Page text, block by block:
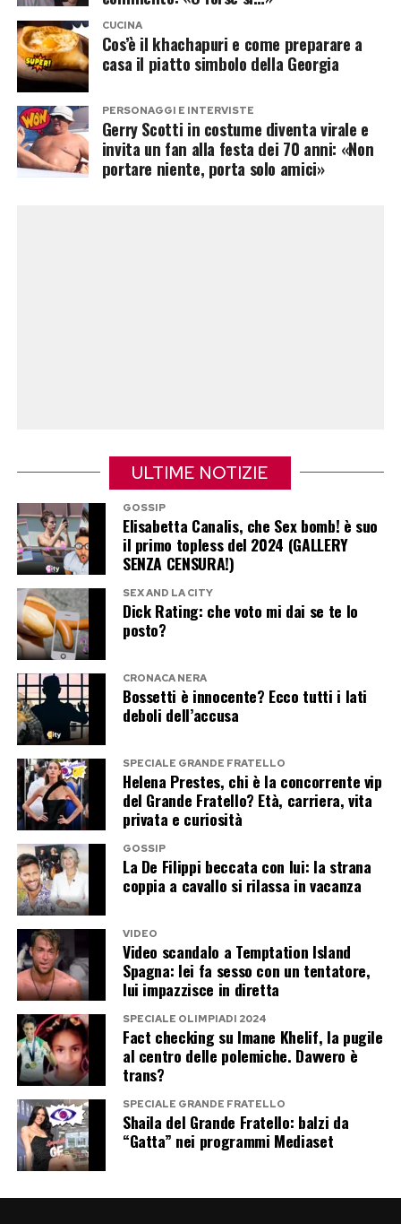
continua a puntare su un mix di personaggi
provenienti dal mondo dello spettacolo, dello
sport e dell’attualità, cercando come sempre di
sorprendere il pubblico.
Se anche Mario Ermito dovesse entrare nel cast
definitivo, la curiosità non riguarderebbe
CUCINA
Cos’è il khachapuri e come preparare a
casa il piatto simbolo della Georgia
PERSONAGGI E INTERVISTE
Gerry Scotti in costume diventa virale e
invita un fan alla festa dei 70 anni: «Non
portare niente, porta solo amici»
ULTIME NOTIZIE
GOSSIP
Elisabetta Canalis, che Sex bomb! è suo
il primo topless del 2024 (GALLERY
SENZA CENSURA!)
SEX AND LA CITY
Dick Rating: che voto mi dai se te lo
posto?
CRONACA NERA
Bossetti è innocente? Ecco tutti i lati
deboli dell’accusa
SPECIALE GRANDE FRATELLO
Helena Prestes, chi è la concorrente vip
del Grande Fratello? Età, carriera, vita
privata e curiosità
GOSSIP
La De Filippi beccata con lui: la strana
coppia a cavallo si rilassa in vacanza
VIDEO
Video scandalo a Temptation Island
Spagna: lei fa sesso con un tentatore,
lui impazzisce in diretta
SPECIALE OLIMPIADI 2024
Fact checking su Imane Khelif, la pugile
al centro delle polemiche. Davvero è
trans?
SPECIALE GRANDE FRATELLO
Shaila del Grande Fratello: balzi da
“Gatta” nei programmi Mediaset